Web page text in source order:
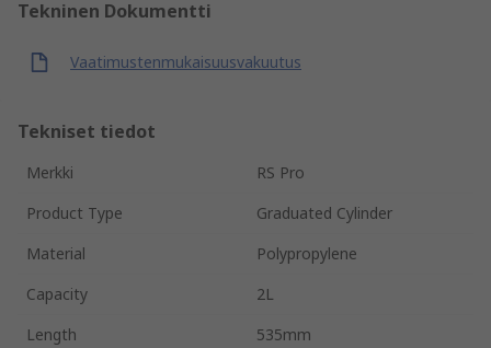
Tekninen Dokumentti
Vaatimustenmukaisuusvakuutus
Tekniset tiedot
Merkki
RS Pro
Product Type
Graduated Cylinder
Material
Polypropylene
Capacity
2L
Length
535mm